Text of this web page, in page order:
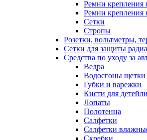
Ремни крепления
Ремни крепления
Сетки
Стропы
Розетки, вольтметры,
Сетки для защиты
Средства по уходу за
Ведра
Водосгоны щетки
Губки и варежки
Кисти для
Лопаты
Полотенца
Салфетки
Салфетки
Скребки